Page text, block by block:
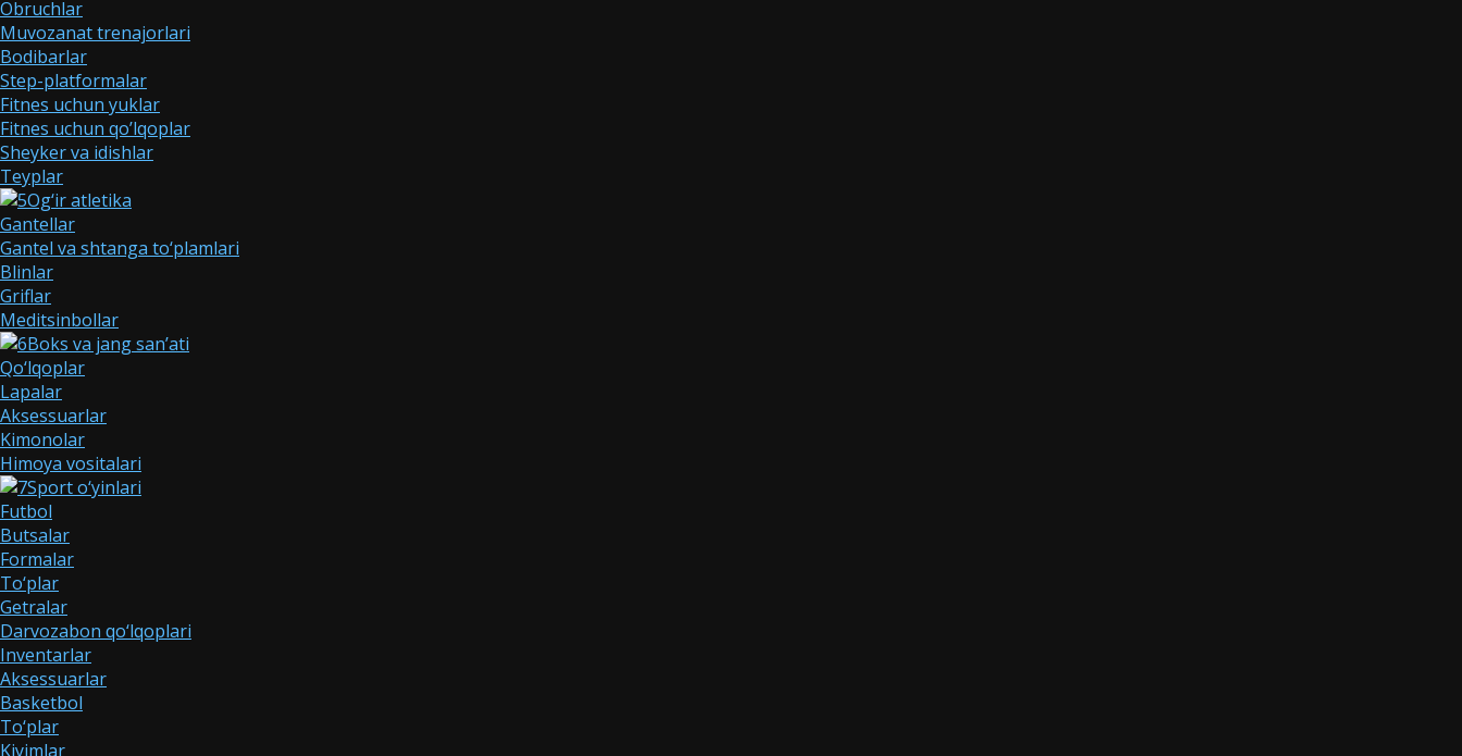
Obruchlar
Muvozanat trenajorlari
Bodibarlar
Step-platformalar
Fitnes uchun yuklar
Fitnes uchun qo’lqoplar
Sheyker va idishlar
Teyplar
Og‘ir atletika
Gantellar
Gantel va shtanga to‘plamlari
Blinlar
Griflar
Meditsinbollar
Boks va jang san’ati
Qo‘lqoplar
Lapalar
Aksessuarlar
Kimonolar
Himoya vositalari
Sport o‘yinlari
Futbol
Butsalar
Formalar
To‘plar
Getralar
Darvozabon qo‘lqoplari
Inventarlar
Aksessuarlar
Basketbol
To‘plar
Kiyimlar